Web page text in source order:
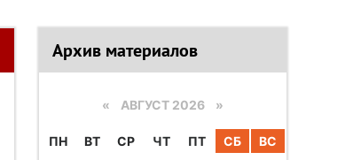
Архив материалов
« АВГУСТ 2026 »
ПН ВТ СР ЧТ ПТ СБ ВС